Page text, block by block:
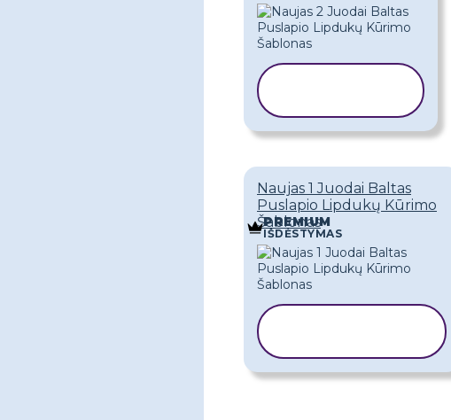
Naujas 1 Juodai Baltas
Puslapio Lipdukų Kūrimo
Šablonas
PREMIUM
IŠDĖSTYMAS